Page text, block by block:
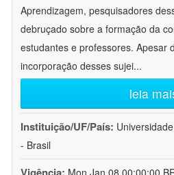
Aprendizagem, pesquisadores
debruçado sobre a formação da
estudantes e professores. Apesar
incorporação desses sujei...
leia
Instituição/UF/País:
- Brasil